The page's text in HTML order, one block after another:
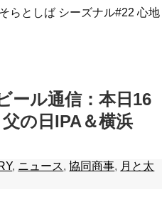
らとしば シーズナル#22 心地
ール通信：本日16
の日IPA＆横浜
, ニュース,協同商事, 月と太